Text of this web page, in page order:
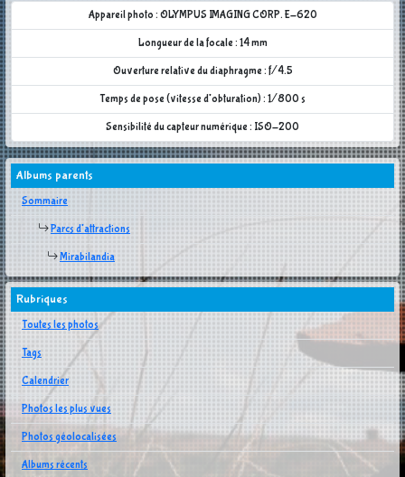
Appareil photo : OLYMPUS IMAGING CORP. E-620
Longueur de la focale : 14 mm
Ouverture relative du diaphragme : f/4.5
Temps de pose (vitesse d'obturation) : 1/800 s
Sensibilité du capteur numérique : ISO-200
Albums parents
Sommaire
Parcs d'attractions
Mirabilandia
Rubriques
Toutes les photos
Tags
Calendrier
Photos les plus vues
Photos géolocalisées
Albums récents